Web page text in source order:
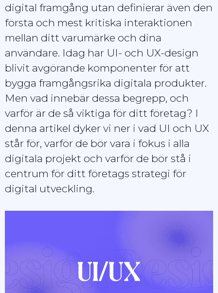
digital framgång utan definierar även den
första och mest kritiska interaktionen
mellan ditt varumärke och dina
användare. Idag har UI- och UX-design
blivit avgörande komponenter för att
bygga framgångsrika digitala produkter.
Men vad innebär dessa begrepp, och
varför är de så viktiga för ditt företag? I
denna artikel dyker vi ner i vad UI och UX
står för, varför de bör vara i fokus i alla
digitala projekt och varför de bör stå i
centrum för ditt företags strategi för
digital utveckling.